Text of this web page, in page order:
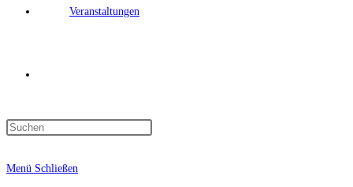
Veranstaltungen
Suche
Menü Schließen